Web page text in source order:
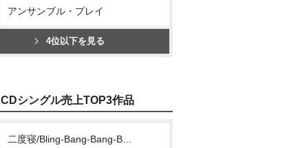
アンサンブル・プレイ
4位以下を見る
CDシングル売上TOP3作品